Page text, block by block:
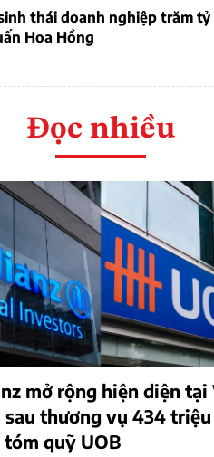
thái doanh nghiệp trăm tỷ
Hoa Hồng
Đọc nhiều
mở rộng hiện diện tại
sau thương vụ 434 triệu
quỹ UOB